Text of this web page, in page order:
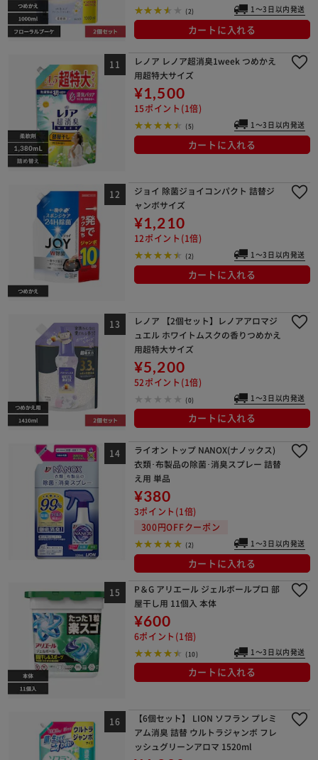
(2) 1～3日以内発送
カートに入れる
レノア レノア超消臭1week つめかえ
用超特大サイズ
¥1,500
15ポイント(1倍)
(5) 1～3日以内発送
カートに入れる
ジョイ 除菌ジョイコンパクト 詰替ジ
ャンボサイズ
¥1,210
12ポイント(1倍)
(2) 1～3日以内発送
カートに入れる
レノア 【2個セット】レノアアロマジ
ュエル ホワイトムスクの香りつめかえ
用超特大サイズ
¥5,200
52ポイント(1倍)
(0) 1～3日以内発送
カートに入れる
ライオン トップ NANOX(ナノックス)
衣類･布製品の除菌･消臭スプレー 詰替
え用 単品
¥380
3ポイント(1倍)
300円OFFクーポン
(2) 1～3日以内発送
カートに入れる
P＆G アリエール ジェルボールプロ 部
屋干し用 11個入 本体
¥600
6ポイント(1倍)
(10) 1～3日以内発送
カートに入れる
【6個セット】 LION ソフラン プレミ
アム消臭 詰替 ウルトラジャンボ フレ
ッシュグリーンアロマ 1520ml